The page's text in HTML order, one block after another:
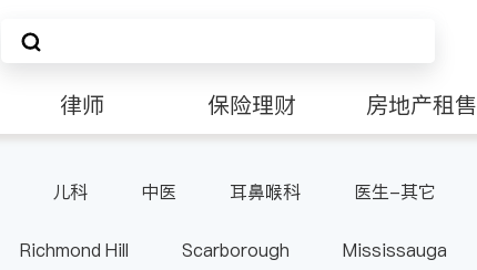
律师 保险理财 房地产租售
儿科 中医 耳鼻喉科 医生-其它
Richmond Hill Scarborough Mississauga